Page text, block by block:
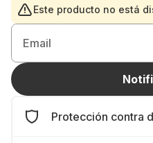
Este producto no está
Email
Protección contra